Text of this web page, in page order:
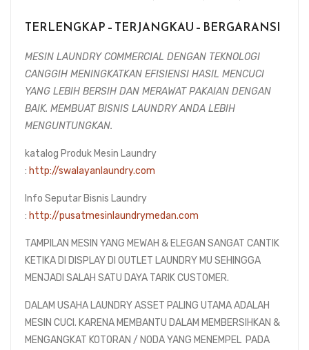
TERLENGKAP – TERJANGKAU – BERGARANSI
MESIN LAUNDRY COMMERCIAL DENGAN TEKNOLOGI
CANGGIH MENINGKATKAN EFISIENSI HASIL MENCUCI
YANG LEBIH BERSIH DAN MERAWAT PAKAIAN DENGAN
BAIK. MEMBUAT BISNIS LAUNDRY ANDA LEBIH
MENGUNTUNGKAN.
katalog Produk Mesin Laundry
: http://swalayanlaundry.com
Info Seputar Bisnis Laundry
: http://pusatmesinlaundrymedan.com
TAMPILAN MESIN YANG MEWAH & ELEGAN SANGAT CANTIK
KETIKA DI DISPLAY DI OUTLET LAUNDRY MU SEHINGGA
MENJADI SALAH SATU DAYA TARIK CUSTOMER.
DALAM USAHA LAUNDRY ASSET PALING UTAMA ADALAH
MESIN CUCI. KARENA MEMBANTU DALAM MEMBERSIHKAN &
MENGANGKAT KOTORAN / NODA YANG MENEMPEL PADA